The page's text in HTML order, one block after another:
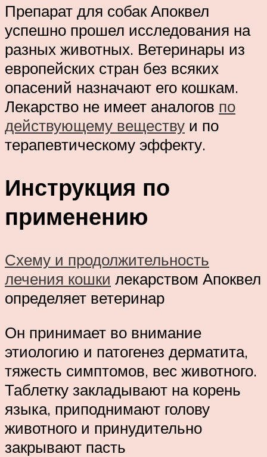
Препарат для собак Апоквел
успешно прошел исследования на
разных животных. Ветеринары из
европейских стран без всяких
опасений назначают его кошкам.
Лекарство не имеет аналогов по
действующему веществу и по
терапевтическому эффекту.
Инструкция по
применению
Схему и продолжительность
лечения кошки лекарством Апоквел
определяет ветеринар
Он принимает во внимание
этиологию и патогенез дерматита,
тяжесть симптомов, вес животного.
Таблетку закладывают на корень
языка, приподнимают голову
животного и принудительно
закрывают пасть